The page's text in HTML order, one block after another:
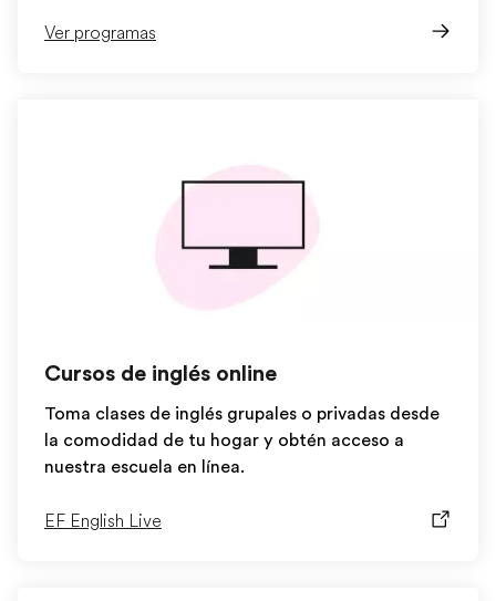
Ver programas
Cursos de inglés online
Toma clases de inglés grupales o privadas desde
la comodidad de tu hogar y obtén acceso a
nuestra escuela en línea.
EF English Live